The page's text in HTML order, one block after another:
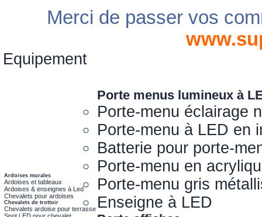
Merci de passer vos
Equipement
Ardoises murales
Ardoises et tableaux
Ardoises & enseignes à Led
Chevalets pour ardoises
Chevalets de trottoir
Chevalets ardoise pour terrasse
Spot LED pour chevalet
Porte menus lumineux à
Porte-menu éclairage
Porte-menu à LED en
Batterie pour porte-
Porte-menu en
Porte-menu gris
Enseigne à LED